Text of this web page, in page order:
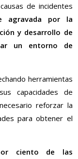
de incidentes
agravada por la
y desarrollo de
un entorno de
herramientas
capacidades de
reforzar la
para obtener el
ciento de las